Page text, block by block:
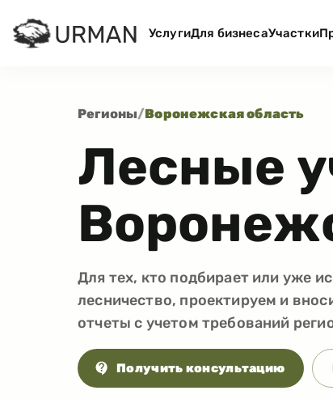
УслугиДля бизнесаУчастки
Регионы/Воронежская область
Лесные
Для тех, кто подбирает или уже
лесничество, проектируем и
отчеты с учетом требований
Получить консультацию